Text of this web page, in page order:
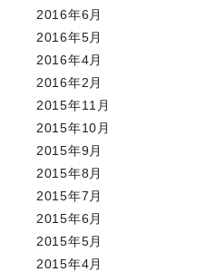
2016年6月
2016年5月
2016年4月
2016年2月
2015年11月
2015年10月
2015年9月
2015年8月
2015年7月
2015年6月
2015年5月
2015年4月